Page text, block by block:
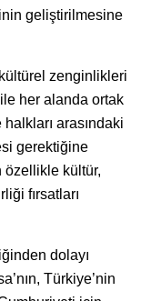
geliştirilmesine
zenginlikleri
ile her alanda ortak
arasındaki
gerektiğine
özellikle kültür,
fırsatları
dolayı
Türkiye’nin